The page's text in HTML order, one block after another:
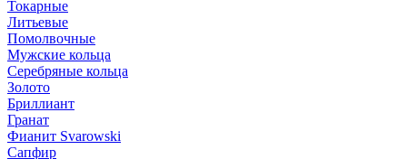
Токарные
Литьевые
Помолвочные
Мужские кольца
Серебряные кольца
Золото
Бриллиант
Гранат
Фианит Svarowski
Сапфир